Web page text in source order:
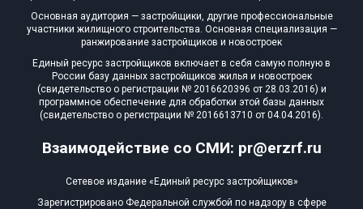
Взаимодействие со СМИ: pr@erzrf.ru
Основная аудитория — застройщики, другие профессиональные
участники жилищного строительства. Основная специализация —
ранжирование застройщиков и новостроек
Единый ресурс застройщиков включает в себя самую полную в
России базу данных застройщиков жилья и новостроек
(свидетельство о регистрации № 2016620396 от 28.03.2016) и
программное обеспечение для обработки этой базы данных
(свидетельство о регистрации № 2016613710 от 04.04.2016).
Сетевое издание «Единый ресурс застройщиков»
Зарегистрировано Федеральной службой по надзору в сфере